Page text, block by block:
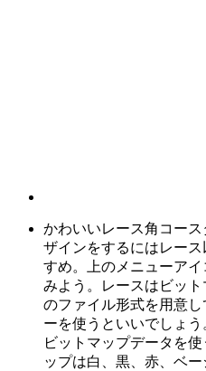
かわいいレース角コー
ザインをするにはレー
すめ。上のメニューア
みよう。レースはビッ
のファイル形式を用意
ーを使うといいでしょ
ビットマップデータを
ップは白、黒、赤、ベ